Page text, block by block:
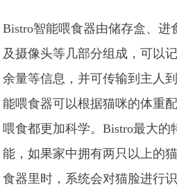
Bistro智能喂食器由储存盒、进
及摄像头等几部分组成，可以
余量等信息，并可传输到主人
能喂食器可以根据猫咪的体重
喂食都更加科学。Bistro最大的
能，如果家中拥有两只以上的
食器里时，系统会对猫脸进行